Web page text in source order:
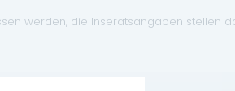
werden, die Inseratsangaben stellen